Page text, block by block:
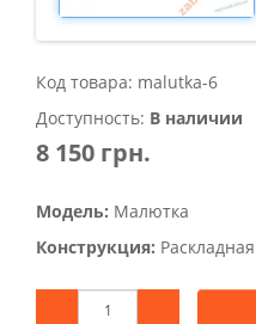
Код товара: malutka-6
Доступность: В наличии
8 150 грн.
Модель: Малютка
Конструкция: Раскладная